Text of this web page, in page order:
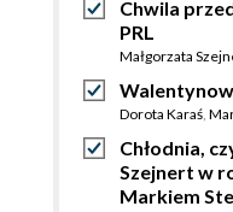
Chwila
PRL
Małgorzata
Dorota Karaś,
Chłodnia,
Szejnert w
Markiem